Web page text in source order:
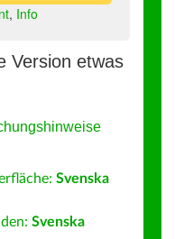
, Info
Version etwas
Svenska
Svenska